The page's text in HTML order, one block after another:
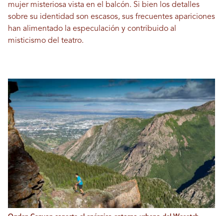
mujer misteriosa vista en el balcón. Si bien los detalles
sobre su identidad son escasos, sus frecuentes apariciones
han alimentado la especulación y contribuido al
misticismo del teatro.